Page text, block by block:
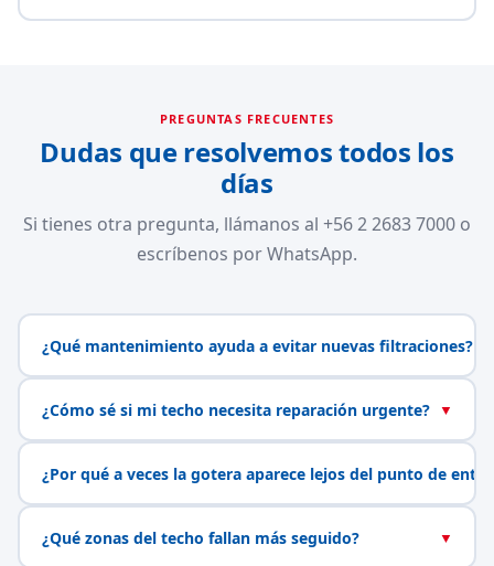
PREGUNTAS FRECUENTES
Dudas que resolvemos todos los
días
Si tienes otra pregunta, llámanos al +56 2 2683 7000 o
escríbenos por WhatsApp.
¿Qué mantenimiento ayuda a evitar nuevas filtraciones?▼
¿Cómo sé si mi techo necesita reparación urgente? ▼
¿Por qué a veces la gotera aparece lejos del punto de
¿Qué zonas del techo fallan más seguido? ▼